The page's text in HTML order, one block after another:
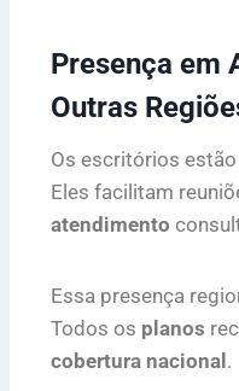
Presença em
Outras
Os escritórios
Eles facilitam
atendimento
Essa presença
Todos os planos
cobertura nacional.